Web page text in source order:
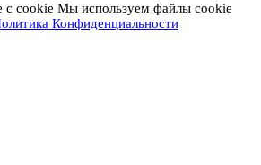
с cookie Мы используем файлы cookie
Конфиденциальности